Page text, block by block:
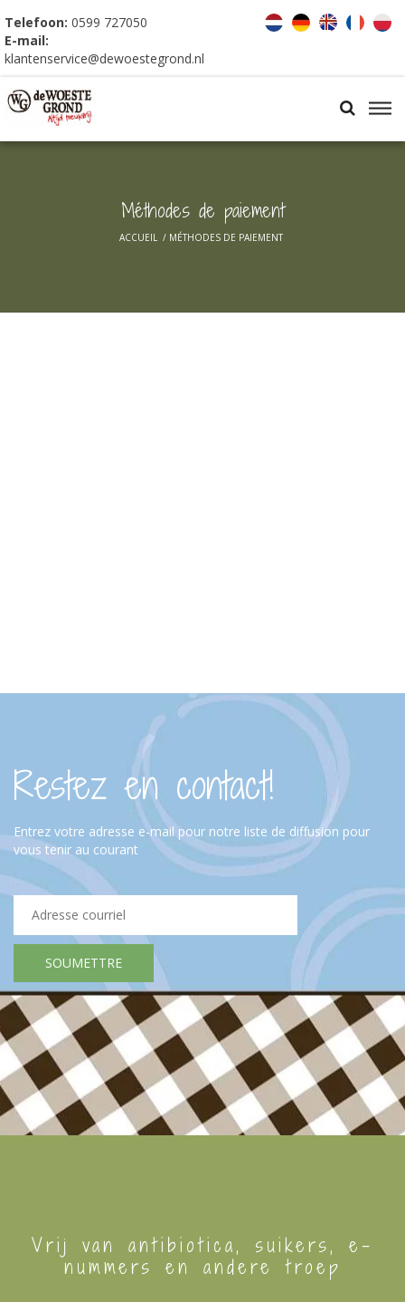
Telefoon: 0599 727050
E-mail:
klantenservice@dewoestegrond.nl
Méthodes de paiement
ACCUEIL / MÉTHODES DE PAIEMENT
Restez en contact!
Entrez votre adresse e-mail pour notre liste de diffusion pour
vous tenir au courant
Vrij van antibiotica, suikers, e-
nummers en andere troep